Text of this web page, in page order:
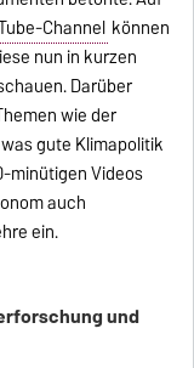
Channel können
nun in kurzen
Darüber
wie der
gute Klimapolitik
minütigen Videos
auch
ein.
und